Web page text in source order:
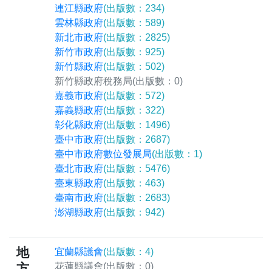
連江縣政府(出版數：234)
雲林縣政府(出版數：589)
新北市政府(出版數：2825)
新竹市政府(出版數：925)
新竹縣政府(出版數：502)
新竹縣政府稅務局(出版數：0)
嘉義市政府(出版數：572)
嘉義縣政府(出版數：322)
彰化縣政府(出版數：1496)
臺中市政府(出版數：2687)
臺中市政府數位發展局(出版數：1)
臺北市政府(出版數：5476)
臺東縣政府(出版數：463)
臺南市政府(出版數：2683)
澎湖縣政府(出版數：942)
地
宜蘭縣議會(出版數：4)
花蓮縣議會(出版數：0)